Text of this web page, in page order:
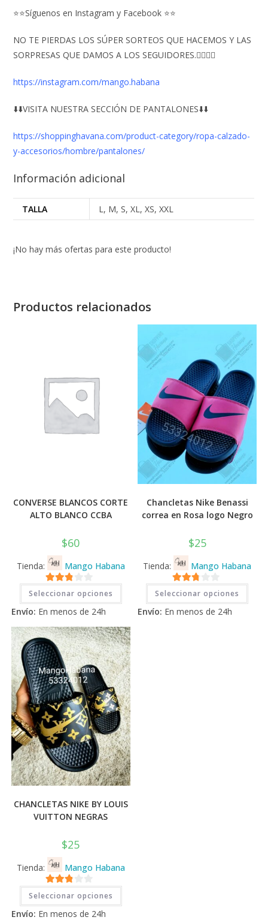
⭐⭐Síguenos en Instagram y Facebook ⭐⭐
NO TE PIERDAS LOS SÚPER SORTEOS QUE HACEMOS Y LAS
SORPRESAS QUE DAMOS A LOS SEGUIDORES.👇🏻👇🏻
https://instagram.com/mango.habana
⬇️⬇️VISITA NUESTRA SECCIÓN DE PANTALONES⬇️⬇️
https://shoppinghavana.com/product-category/ropa-calzado-
y-accesorios/hombre/pantalones/
Información adicional
TALLA L, M, S, XL, XS, XXL
¡No hay más ofertas para este producto!
Productos relacionados
CONVERSE BLANCOS CORTE
ALTO BLANCO CCBA
$60
Tienda: Mango Habana
2.71
de 5
Seleccionar opciones
Este
producto
tiene
múltiples
Las
opciones
se
pueden
elegir
en
la
página
de
producto
Envío: En menos de 24h
Chancletas Nike Benassi
correa en Rosa logo Negro
$25
Tienda: Mango Habana
2.71
de 5
Seleccionar opciones
Este
tiene
Envío: En menos de 24h
CHANCLETAS NIKE BY LOUIS
VUITTON NEGRAS
$25
Tienda: Mango Habana
2.71
de 5
Seleccionar opciones
Este
tiene
Envío: En menos de 24h